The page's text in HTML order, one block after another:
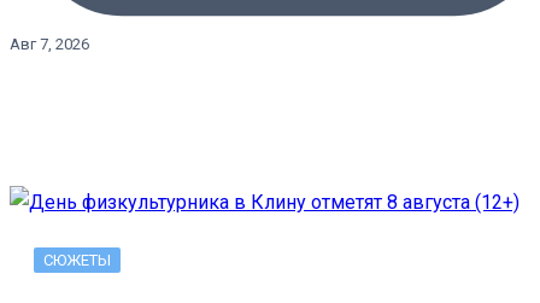
Авг 7, 2026
СЮЖЕТЫ